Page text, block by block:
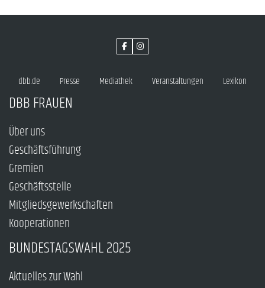
dbb.de Presse Mediathek Veranstaltungen Lexikon
DBB FRAUEN
Über uns
Geschäftsführung
Gremien
Geschäftsstelle
Mitgliedsgewerkschaften
Kooperationen
BUNDESTAGSWAHL 2025
Aktuelles zur Wahl